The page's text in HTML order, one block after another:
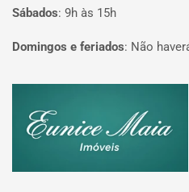
Sábados: 9h às 15h
Domingos e feriados: Não